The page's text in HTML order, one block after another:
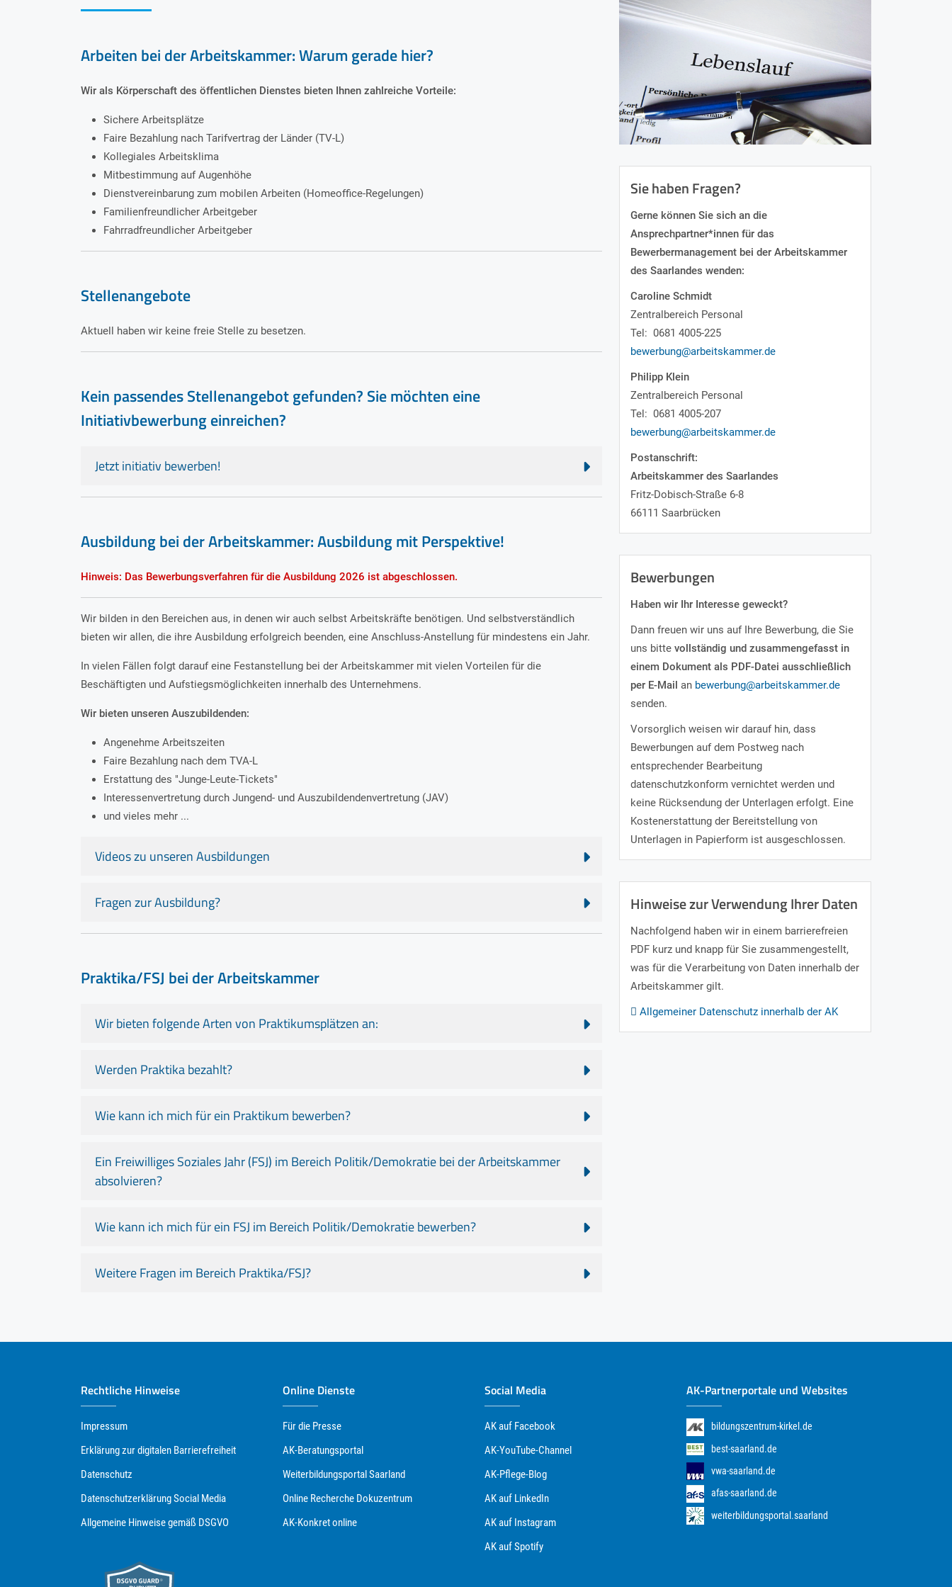
Arbeiten bei der Arbeitskammer: Warum gerade hier?
Wir als Körperschaft des öffentlichen Dienstes bieten Ihnen zahlreiche Vorteile:
Sichere Arbeitsplätze
Faire Bezahlung nach Tarifvertrag der Länder (TV-L)
Kollegiales Arbeitsklima
Mitbestimmung auf Augenhöhe
Dienstvereinbarung zum mobilen Arbeiten (Homeoffice-Regelungen)
Familienfreundlicher Arbeitgeber
Fahrradfreundlicher Arbeitgeber
Stellenangebote
Aktuell haben wir keine freie Stelle zu besetzen.
Kein passendes Stellenangebot gefunden? Sie möchten eine
Initiativbewerbung einreichen?
Jetzt initiativ bewerben!
Ausbildung bei der Arbeitskammer: Ausbildung mit Perspektive!
Hinweis: Das Bewerbungsverfahren für die Ausbildung 2026 ist abgeschlossen.
Wir bilden in den Bereichen aus, in denen wir auch selbst Arbeitskräfte benötigen. Und selbstverständlich
bieten wir allen, die ihre Ausbildung erfolgreich beenden, eine Anschluss-Anstellung für mindestens ein Jahr.
In vielen Fällen folgt darauf eine Festanstellung bei der Arbeitskammer mit vielen Vorteilen für die
Beschäftigten und Aufstiegsmöglichkeiten innerhalb des Unternehmens.
Wir bieten unseren Auszubildenden:
Angenehme Arbeitszeiten
Faire Bezahlung nach dem TVA-L
Erstattung des "Junge-Leute-Tickets"
Interessenvertretung durch Jungend- und Auszubildendenvertretung (JAV)
und vieles mehr ...
Videos zu unseren Ausbildungen
Fragen zur Ausbildung?
Praktika/FSJ bei der Arbeitskammer
Wir bieten folgende Arten von Praktikumsplätzen an:
Werden Praktika bezahlt?
Wie kann ich mich für ein Praktikum bewerben?
Ein Freiwilliges Soziales Jahr (FSJ) im Bereich Politik/Demokratie bei der Arbeitskammer
absolvieren?
Wie kann ich mich für ein FSJ im Bereich Politik/Demokratie bewerben?
Weitere Fragen im Bereich Praktika/FSJ?
Sie haben Fragen?
Gerne können Sie sich an die
Ansprechpartner*innen für das
Bewerbermanagement bei der Arbeitskammer
des Saarlandes wenden:
Caroline Schmidt
Zentralbereich Personal
Tel: 0681 4005-225
bewerbung@arbeitskammer.de
Philipp Klein
Zentralbereich Personal
Tel: 0681 4005-207
bewerbung@arbeitskammer.de
Postanschrift:
Arbeitskammer des Saarlandes
Fritz-Dobisch-Straße 6-8
66111 Saarbrücken
Bewerbungen
Haben wir Ihr Interesse geweckt?
Dann freuen wir uns auf Ihre Bewerbung, die Sie
uns bitte vollständig und zusammengefasst in
einem Dokument als PDF-Datei ausschließlich
per E-Mail an bewerbung@arbeitskammer.de
senden.
Vorsorglich weisen wir darauf hin, dass
Bewerbungen auf dem Postweg nach
entsprechender Bearbeitung
datenschutzkonform vernichtet werden und
keine Rücksendung der Unterlagen erfolgt. Eine
Kostenerstattung der Bereitstellung von
Unterlagen in Papierform ist ausgeschlossen.
Hinweise zur Verwendung Ihrer Daten
Nachfolgend haben wir in einem barrierefreien
PDF kurz und knapp für Sie zusammengestellt,
was für die Verarbeitung von Daten innerhalb der
Arbeitskammer gilt.
Allgemeiner Datenschutz innerhalb der AK
Rechtliche Hinweise
Impressum
Erklärung zur digitalen Barrierefreiheit
Datenschutz
Datenschutzerklärung Social Media
Allgemeine Hinweise gemäß DSGVO
Online Dienste
Für die Presse
AK-Beratungsportal
Weiterbildungsportal Saarland
Online Recherche Dokuzentrum
AK-Konkret online
Social Media
AK auf Facebook
AK-YouTube-Channel
AK-Pflege-Blog
AK auf LinkedIn
AK auf Instagram
AK auf Spotify
AK-Partnerportale und Websites
bildungszentrum-kirkel.de
best-saarland.de
vwa-saarland.de
afas-saarland.de
weiterbildungsportal.saarland